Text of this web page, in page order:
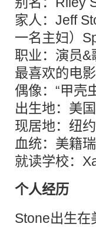
家人：Jeff
一名主妇）
职业：演员&
最喜欢的电
偶像：“甲壳
出生地：美
现居地：纽
血统：美籍
就读学校：
个人经历
Stone出生在